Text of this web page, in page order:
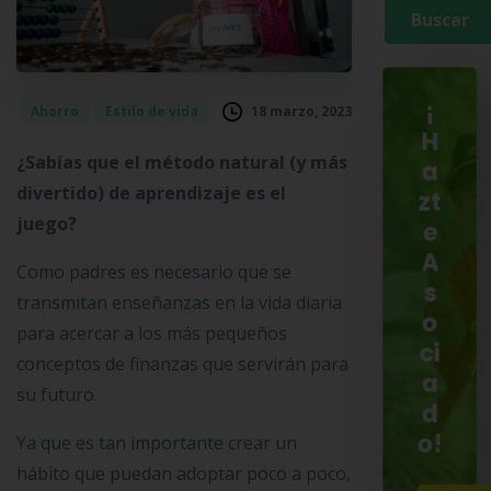
Ahorro Estilo de vida 18 marzo, 2023
¿Sabías que el método natural (y más
divertido) de aprendizaje es el
juego?
Como padres es necesario que se
transmitan enseñanzas en la vida diaria
para acercar a los más pequeños
conceptos de finanzas que servirán para
su futuro.
Ya que es tan importante crear un
hábito que puedan adoptar poco a poco,
¡
H
a
zt
e
A
s
o
ci
a
d
o!